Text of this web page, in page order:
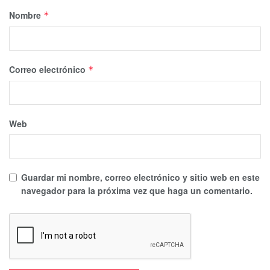
Nombre *
Correo electrónico *
Web
Guardar mi nombre, correo electrónico y sitio web en este
navegador para la próxima vez que haga un comentario.